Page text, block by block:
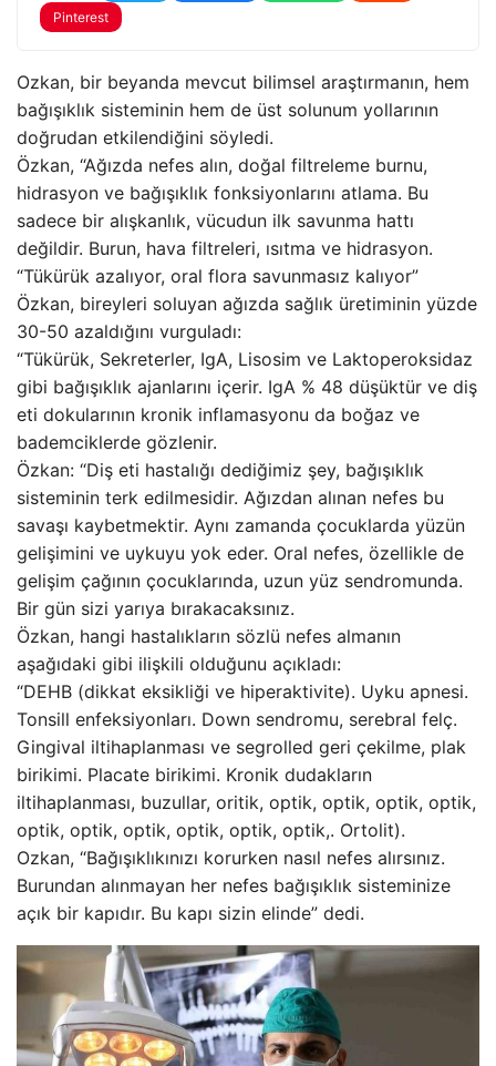
Pinterest
Ozkan, bir beyanda mevcut bilimsel araştırmanın, hem
bağışıklık sisteminin hem de üst solunum yollarının
doğrudan etkilendiğini söyledi.
Özkan, “Ağızda nefes alın, doğal filtreleme burnu,
hidrasyon ve bağışıklık fonksiyonlarını atlama. Bu
sadece bir alışkanlık, vücudun ilk savunma hattı
değildir. Burun, hava filtreleri, ısıtma ve hidrasyon.
“Tükürük azalıyor, oral flora savunmasız kalıyor”
Özkan, bireyleri soluyan ağızda sağlık üretiminin yüzde
30-50 azaldığını vurguladı:
“Tükürük, Sekreterler, IgA, Lisosim ve Laktoperoksidaz
gibi bağışıklık ajanlarını içerir. IgA % 48 düşüktür ve diş
eti dokularının kronik inflamasyonu da boğaz ve
bademciklerde gözlenir.
Özkan: “Diş eti hastalığı dediğimiz şey, bağışıklık
sisteminin terk edilmesidir. Ağızdan alınan nefes bu
savaşı kaybetmektir. Aynı zamanda çocuklarda yüzün
gelişimini ve uykuyu yok eder. Oral nefes, özellikle de
gelişim çağının çocuklarında, uzun yüz sendromunda.
Bir gün sizi yarıya bırakacaksınız.
Özkan, hangi hastalıkların sözlü nefes almanın
aşağıdaki gibi ilişkili olduğunu açıkladı:
“DEHB (dikkat eksikliği ve hiperaktivite). Uyku apnesi.
Tonsill enfeksiyonları. Down sendromu, serebral felç.
Gingival iltihaplanması ve segrolled geri çekilme, plak
birikimi. Placate birikimi. Kronik dudakların
iltihaplanması, buzullar, oritik, optik, optik, optik, optik,
optik, optik, optik, optik, optik, optik,. Ortolit).
Ozkan, “Bağışıklıkınızı korurken nasıl nefes alırsınız.
Burundan alınmayan her nefes bağışıklık sisteminize
açık bir kapıdır. Bu kapı sizin elinde” dedi.